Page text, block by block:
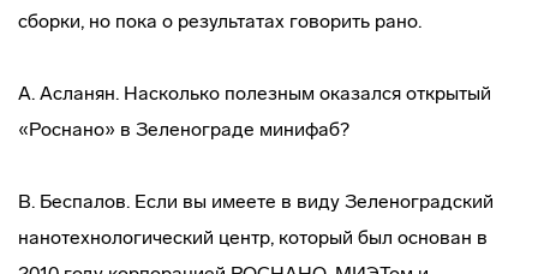
сборки, но пока о результатах говорить рано.
А. Асланян. Насколько полезным оказался открытый
«Роснано» в Зеленограде минифаб?
В. Беспалов. Если вы имеете в виду Зеленоградский
нанотехнологический центр, который был основан в